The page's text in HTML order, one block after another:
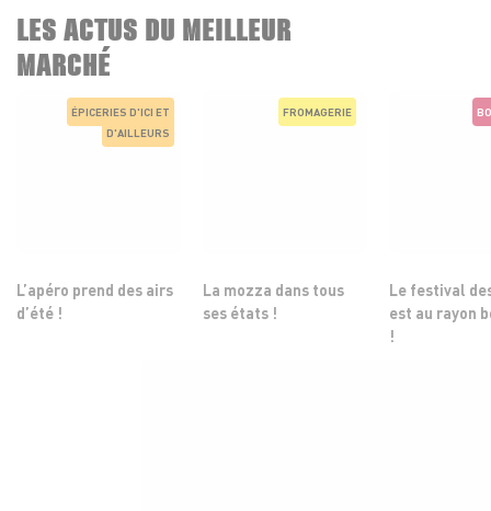
LES ACTUS DU MEILLEUR
MARCHÉ
ÉPICERIES D'ICI ET
D'AILLEURS
L’apéro prend des airs
d’été !
FROMAGERIE
La mozza dans tous
ses états !
Le festival
est au rayon
!